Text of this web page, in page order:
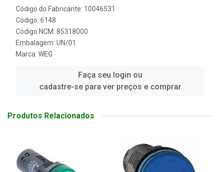
Código do Fabricante: 10046531
Código: 6148
Código NCM: 85318000
Embalagem: UN/01
Marca: WEG
Faça seu login ou
cadastre-se para ver preços e comprar
Produtos Relacionados